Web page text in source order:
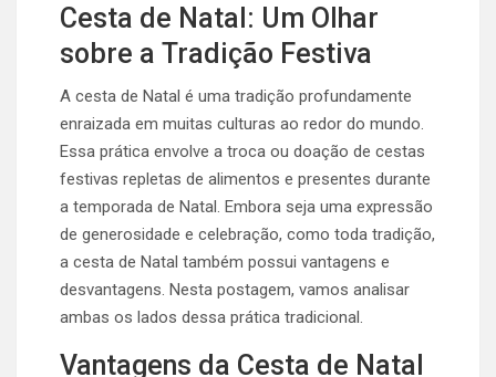
Cesta de Natal: Um Olhar
sobre a Tradição Festiva
A cesta de Natal é uma tradição profundamente
enraizada em muitas culturas ao redor do mundo.
Essa prática envolve a troca ou doação de cestas
festivas repletas de alimentos e presentes durante
a temporada de Natal. Embora seja uma expressão
de generosidade e celebração, como toda tradição,
a cesta de Natal também possui vantagens e
desvantagens. Nesta postagem, vamos analisar
ambas os lados dessa prática tradicional.
Vantagens da Cesta de Natal